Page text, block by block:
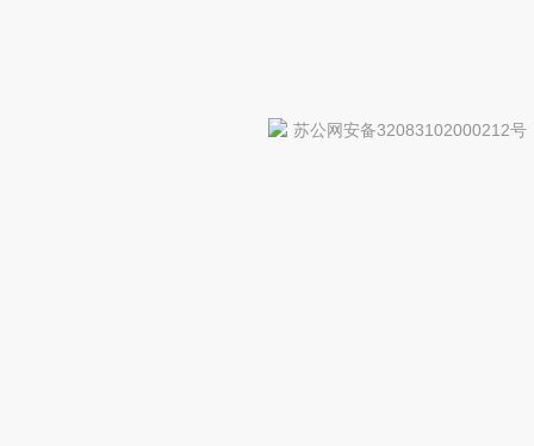
苏公网安备32083102000212号